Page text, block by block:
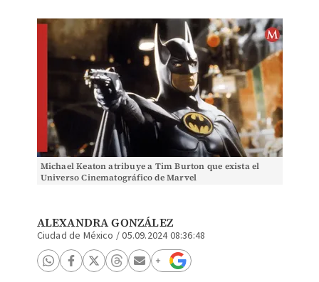
Michael Keaton atribuye a Tim Burton que exista el
Universo Cinematográfico de Marvel
ALEXANDRA GONZÁLEZ
Ciudad de México /05.09.2024 08:36:48